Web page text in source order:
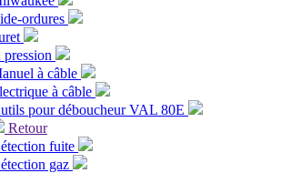
ordures
pression
à câble
à câble
pour déboucheur VAL 80E
Retour
fuite
gaz